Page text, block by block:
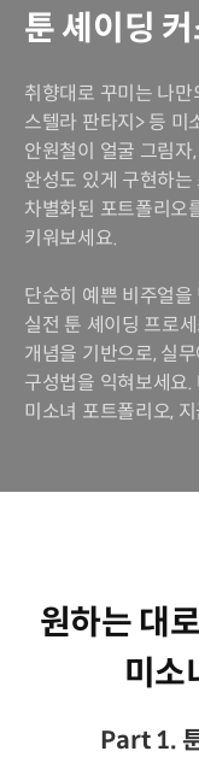
툰 셰이딩
취향대로 꾸미는 나
스텔라 판타지> 등 미
안원철이 얼굴 그림
완성도 있게 구현하는
차별화된 포트폴리오
키워보세요.
단순히 예쁜 비주얼
실전 툰 셰이딩 프로
개념을 기반으로, 실
구성법을 익혀보세요
미소녀 포트폴리오,
원하는 대
미소
Part 1.